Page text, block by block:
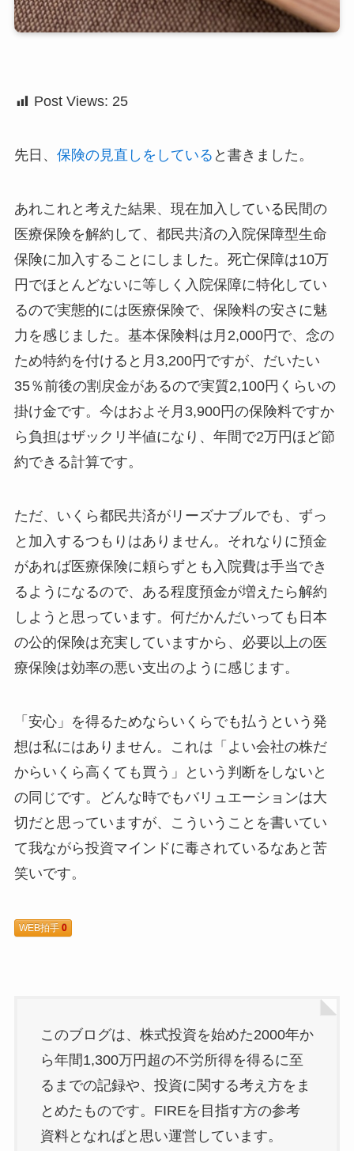
Post Views: 25
先日、 保険の見直しをしている と書きました。
あれこれと考えた結果、現在加入している民間の
医療保険を解約して、都民共済の入院保障型生命
保険に加入することにしました。死亡保障は10万
円でほとんどないに等しく入院保障に特化してい
るので実態的には医療保険で、保険料の安さに魅
力を感じました。基本保険料は月2,000円で、念の
ため特約を付けると月3,200円ですが、だいたい
35％前後の割戻金があるので実質2,100円くらいの
掛け金です。今はおよそ月3,900円の保険料ですか
ら負担はザックリ半値になり、年間で2万円ほど節
約できる計算です。
ただ、いくら都民共済がリーズナブルでも、ずっ
と加入するつもりはありません。それなりに預金
があれば医療保険に頼らずとも入院費は手当でき
るようになるので、ある程度預金が増えたら解約
しようと思っています。何だかんだいっても日本
の公的保険は充実していますから、必要以上の医
療保険は効率の悪い支出のように感じます。
「安心」を得るためならいくらでも払うという発
想は私にはありません。これは「よい会社の株だ
からいくら高くても買う」という判断をしないと
の同じです。どんな時でもバリュエーションは大
切だと思っていますが、こういうことを書いてい
て我ながら投資マインドに毒されているなあと苦
笑いです。
WEB拍手0
このブログは、株式投資を始めた2000年か
ら年間1,300万円超の不労所得を得るに至
るまでの記録や、投資に関する考え方をま
とめたものです。FIREを目指す方の参考
資料となればと思い運営しています。